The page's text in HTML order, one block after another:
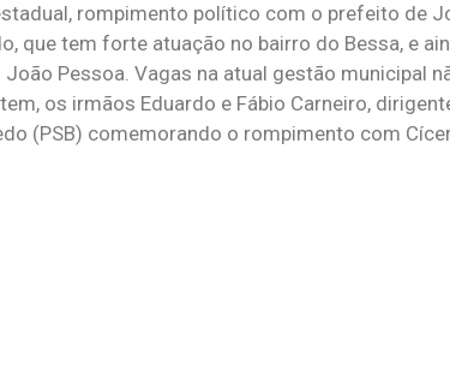
rompimento político com o prefeito de
que tem forte atuação no bairro do Bessa, e
Pessoa. Vagas na atual gestão municipal
os irmãos Eduardo e Fábio Carneiro,
(PSB) comemorando o rompimento com